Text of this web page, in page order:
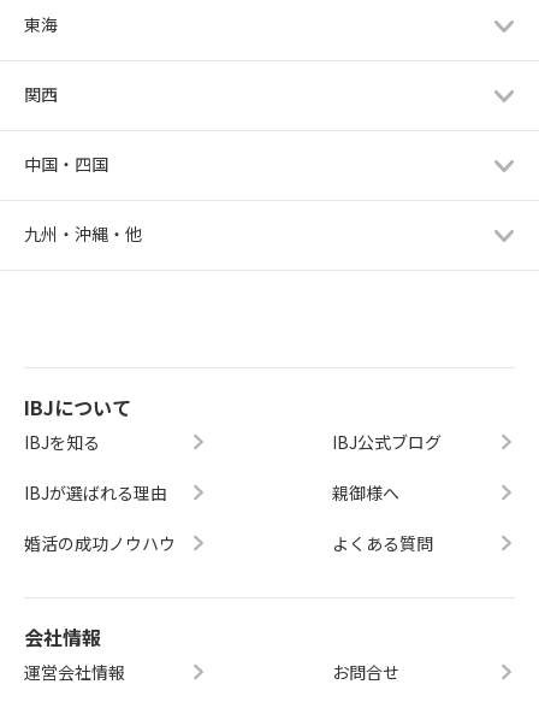
東海
関西
中国・四国
九州・沖縄・他
IBJについて
IBJを知る
IBJが選ばれる理由
婚活の成功ノウハウ
IBJ公式ブログ
親御様へ
よくある質問
会社情報
運営会社情報 お問合せ